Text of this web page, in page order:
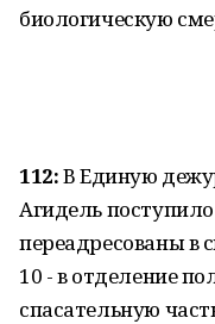
биологическую
112:В Единую
Агидель
переадресованы
10 - в отделение
спасательную